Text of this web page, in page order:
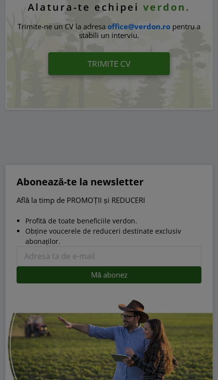
Alatura-te echipei verdon.
Trimite-ne un CV la adresa office@verdon.ro pentru a
stabili un interviu.
TRIMITE CV
Abonează-te la newsletter
Află la timp de PROMOȚII și REDUCERI
Profită de toate beneficiile verdon.
Obține voucerele de reduceri destinate exclusiv
abonaților.